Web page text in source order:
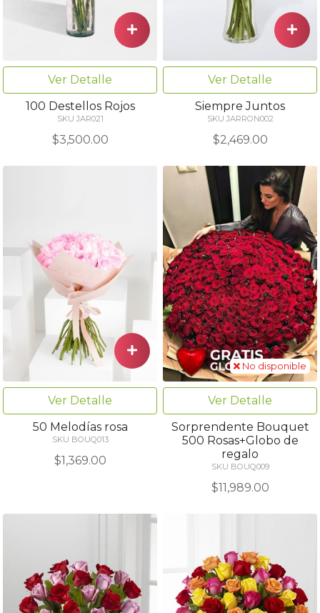
Ver Detalle
100 Destellos Rojos
SKU JAR021
$3,500.00
Ver Detalle
Siempre Juntos
SKU JARRON002
$2,469.00
Ver Detalle
50 Melodías rosa
SKU BOUQ013
$1,369.00
No disponible
Ver Detalle
Sorprendente Bouquet
500 Rosas+Globo de
regalo
SKU BOUQ009
$11,989.00